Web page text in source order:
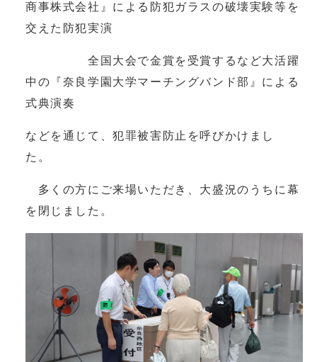
商事株式会社』による防犯ガラスの破壊実験等を
交えた防犯実演
全国大会で金賞を受賞するなど大活躍
中の『奈良学園大学マーチングバンド部』による
式典演奏
などを通じて、犯罪被害防止を呼びかけまし
た。
多くの方にご来場いただき、大盛況のうちに幕
を閉じました。